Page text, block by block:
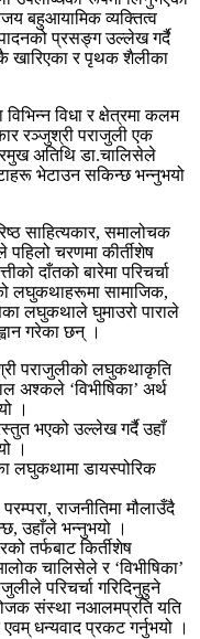
बहुआयामिक व्यक्तित्व
प्रसङ्ग उल्लेख गर्दै
खारिएका र पृथक शैलीका
विधा र क्षेत्रमा कलम
रञ्जुश्री पराजुली एक
अतिथि डा.चालिसेले
भेटाउन सकिन्छ भन्नुभयो
साहित्यकार, समालोचक
चरणमा कीर्तीशेष
दाँतको बारेमा परिचर्चा
लघुकथाहरूमा सामाजिक,
लघुकथाले घुमाउरो पाराले
गरेका छन् ।
पराजुलीको लघुकथाकृति
अश्कले ‘विभीषिका’ अर्थ
।
भएको उल्लेख गर्दै उहाँ
।
लघुकथामा डायस्पोरिक
राजनीतिमा मौलाउँदै
उहाँले भन्नुभयो ।
तर्फबाट किर्तीशेष
चालिसेले र ‘विभीषिका’
परिचर्चा गरिदिनुहुने
संस्था नआलमप्रति यति
एवम् धन्यवाद प्रकट गर्नुभयो ।